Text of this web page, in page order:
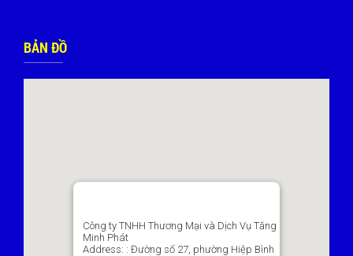
BẢN ĐỒ
Công ty TNHH Thương Mại và Dịch Vụ Tăng
Minh Phát
Address: : Đường số 27, phường Hiệp Bình